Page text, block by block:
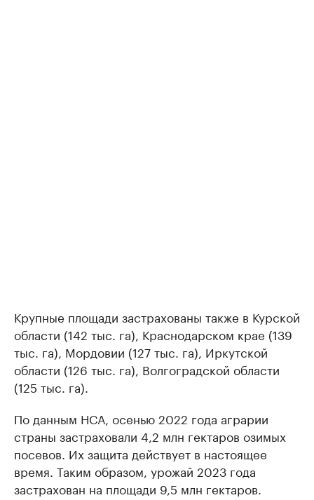
Крупные площади застрахованы также в Курской
области (142 тыс. га), Краснодарском крае (139
тыс. га), Мордовии (127 тыс. га), Иркутской
области (126 тыс. га), Волгоградской области
(125 тыс. га).
По данным НСА, осенью 2022 года аграрии
страны застраховали 4,2 млн гектаров озимых
посевов. Их защита действует в настоящее
время. Таким образом, урожай 2023 года
застрахован на площади 9,5 млн гектаров.